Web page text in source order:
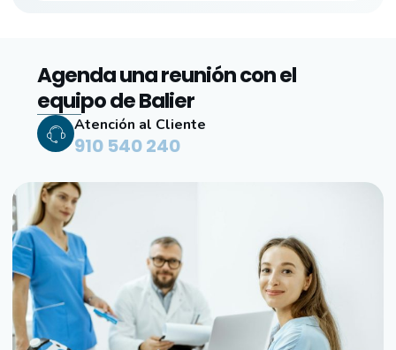
Agenda una reunión con el
equipo de Balier
Atención al Cliente
910 540 240